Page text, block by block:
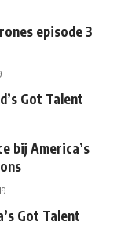
episode 3
Got Talent
bij America’s
Got Talent